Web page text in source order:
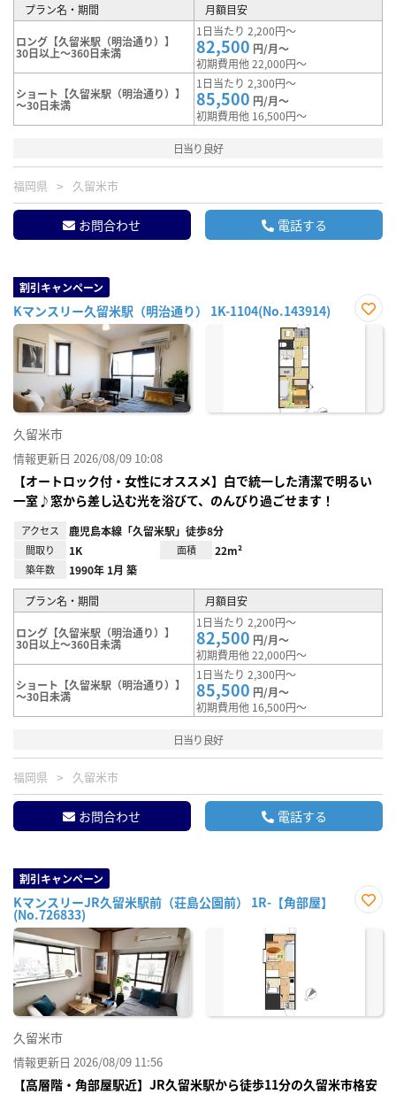
プラン名・期間 月額目安
ロング【久留米駅（明治通り）】
30日以上～360日未満
1日当たり 2,200円～
82,500 円/月～
初期費用他 22,000円～
ショート【久留米駅（明治通り）】
～30日未満
1日当たり 2,300円～
85,500 円/月～
初期費用他 16,500円～
日当り良好
福岡県 久留米市
お問合わせ 電話する
割引キャンペーン
Kマンスリー久留米駅（明治通り） 1K-1104(No.143914)
お気
久留米市
情報更新日 2026/08/09 10:08
【オートロック付・女性にオススメ】白で統一した清潔で明るい
一室♪窓から差し込む光を浴びて、のんびり過ごせます！
アクセス 鹿児島本線「久留米駅」徒歩8分
間取り 1K 面積 22m²
築年数 1990年 1月 築
プラン名・期間 月額目安
ロング【久留米駅（明治通り）】
30日以上～360日未満
1日当たり 2,200円～
82,500 円/月～
初期費用他 22,000円～
ショート【久留米駅（明治通り）】
～30日未満
1日当たり 2,300円～
85,500 円/月～
初期費用他 16,500円～
日当り良好
福岡県 久留米市
お問合わせ 電話する
割引キャンペーン
KマンスリーJR久留米駅前（荘島公園前） 1R-【角部屋】
(No.726833)
に入
久留米市
情報更新日 2026/08/09 11:56
【高層階・角部屋駅近】JR久留米駅から徒歩11分の久留米市格安